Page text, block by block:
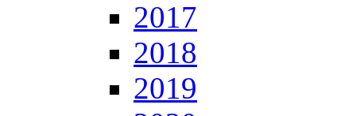
2017
2018
2019